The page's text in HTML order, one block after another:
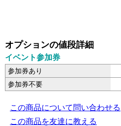
オプションの値段詳細
イベント参加券
参加券あり
参加券不要
この商品について問い合わせる
この商品を友達に教える